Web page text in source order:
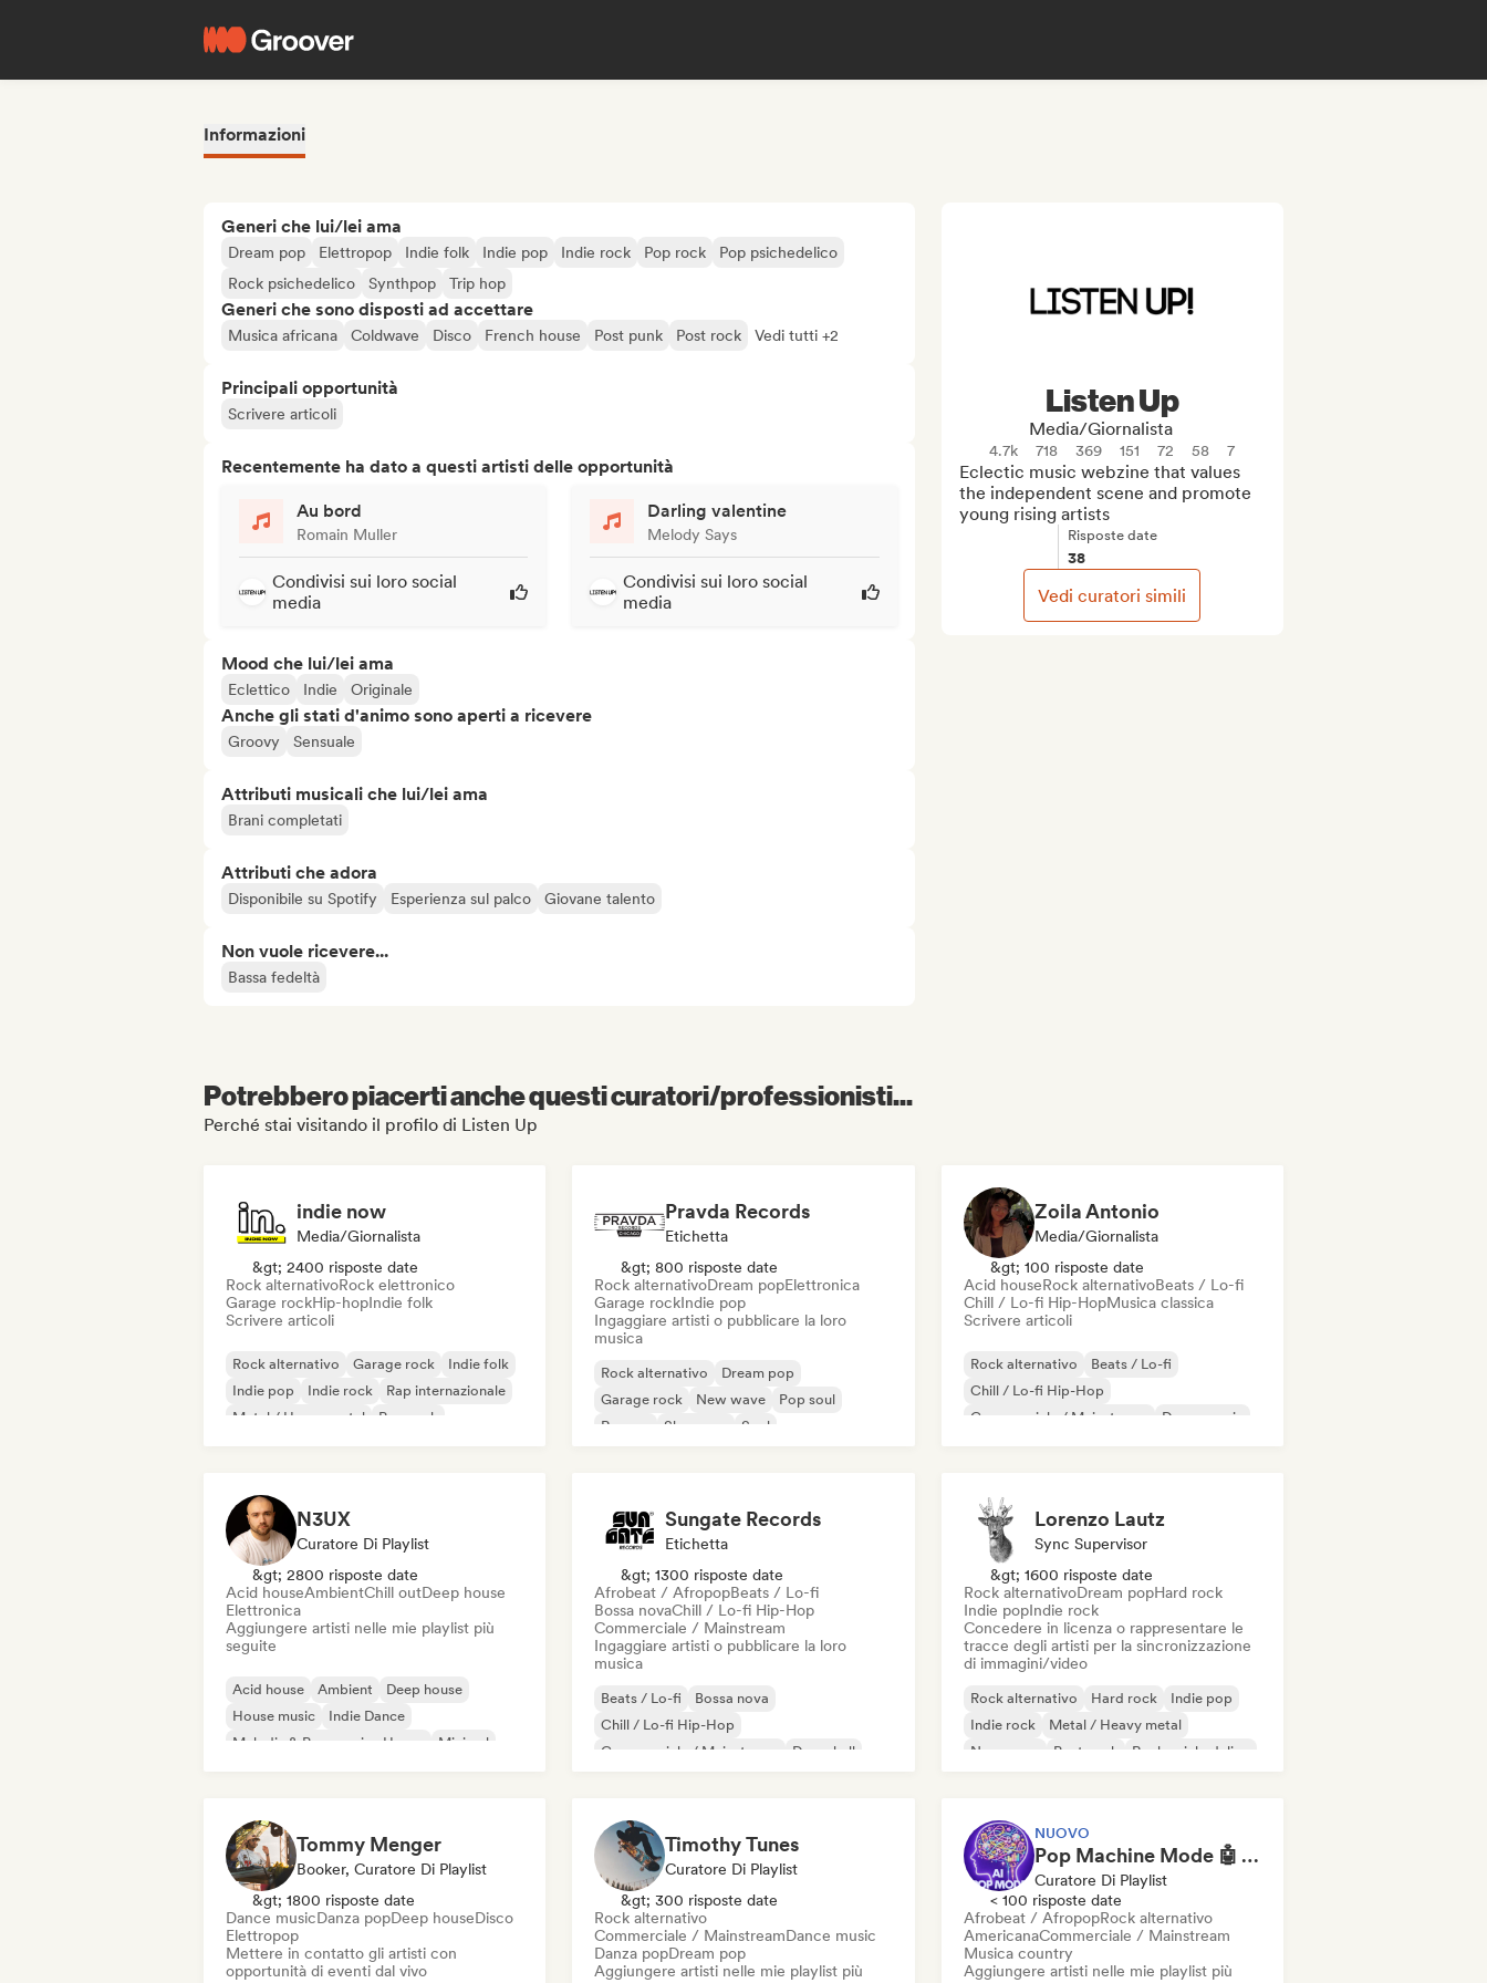
Informazioni
Generi che lui/lei ama
Dream pop Elettropop Indie folk Indie pop Indie rock Pop rock
Pop psichedelico
Rock psichedelico
Synthpop Trip hop
Generi che sono disposti ad accettare
Musica africana Coldwave Disco French house Post punk Post rock Vedi tutti +2
Principali opportunità
Scrivere articoli
Recentemente ha dato a questi artisti delle opportunità
Au bord
Romain Muller
Condivisi sui loro social
media
Darling valentine
Melody Says
Condivisi sui loro social
media
Mood che lui/lei ama
Eclettico Indie Originale
Anche gli stati d'animo sono aperti a ricevere
Groovy Sensuale
Attributi musicali che lui/lei ama
Brani completati
Attributi che adora
Disponibile su Spotify Esperienza sul palco Giovane talento
Non vuole ricevere...
Bassa fedeltà
Listen Up
Media/Giornalista
4.7k 718 369 151 72 58 7
Eclectic music webzine that values
the independent scene and promote
young rising artists
Risposte date
38
Vedi curatori simili
Potrebbero piacerti anche questi curatori/professionisti...
Perché stai visitando il profilo di Listen Up
indie now
Media/Giornalista
&gt; 2400 risposte date
Rock alternativoRock elettronico
Garage rockHip-hopIndie folk
Scrivere articoli
Rock alternativo Garage rock
Indie folk
Indie pop
Indie rock
Rap internazionale
Metal / Heavy metal
Pop rock
Pravda Records
Etichetta
&gt; 800 risposte date
Rock alternativoDream popElettronica
Garage rockIndie pop
Ingaggiare artisti o pubblicare la loro
musica
Rock alternativo
Dream pop
Garage rock
New wave
Pop soul
Reggae
Shoegaze Soul
Zoila Antonio
Media/Giornalista
&gt; 100 risposte date
Acid houseRock alternativoBeats / Lo-fi
Chill / Lo-fi Hip-HopMusica classica
Scrivere articoli
Rock alternativo
Beats / Lo-fi
Chill / Lo-fi Hip-Hop
Commerciale / Mainstream
Dance music
N3UX
Curatore Di Playlist
&gt; 2800 risposte date
Acid houseAmbientChill outDeep house
Elettronica
Aggiungere artisti nelle mie playlist più
seguite
Acid house Ambient
Deep house
House music
Indie Dance
Melodic & Progressive House
Minimal
Sungate Records
Etichetta
&gt; 1300 risposte date
Afrobeat / AfropopBeats / Lo-fi
Bossa novaChill / Lo-fi Hip-Hop
Commerciale / Mainstream
Ingaggiare artisti o pubblicare la loro
musica
Beats / Lo-fi
Bossa nova
Chill / Lo-fi Hip-Hop
Commerciale / Mainstream
Dancehall
Lorenzo Lautz
Sync Supervisor
&gt; 1600 risposte date
Rock alternativoDream popHard rock
Indie popIndie rock
Concedere in licenza o rappresentare le
tracce degli artisti per la sincronizzazione
di immagini/video
Rock alternativo Hard rock
Indie pop
Indie rock
Metal / Heavy metal
New wave
Post punk Rock psichedelico
Tommy Menger
Booker, Curatore Di Playlist
&gt; 1800 risposte date
Dance musicDanza popDeep houseDisco
Elettropop
Mettere in contatto gli artisti con
opportunità di eventi dal vivo
Timothy Tunes
Curatore Di Playlist
&gt; 300 risposte date
Rock alternativo
Commerciale / MainstreamDance music
Danza popDream pop
Aggiungere artisti nelle mie playlist più
NUOVO
Pop Machine Mode 🤖 AI Music, Indie Pop & Dream Pop
Curatore Di Playlist
< 100 risposte date
Afrobeat / AfropopRock alternativo
AmericanaCommerciale / Mainstream
Musica country
Aggiungere artisti nelle mie playlist più